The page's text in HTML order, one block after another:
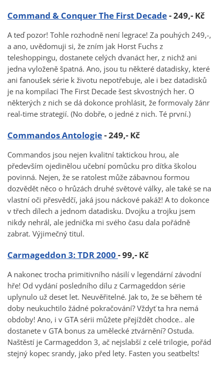
Command & Conquer The First Decade- 249,- Kč
A teď pozor! Tohle rozhodně není legrace! Za pouhých 249,-,
a ano, uvědomuji si, že zním jak Horst Fuchs z
teleshoppingu, dostanete celých dvanáct her, z nichž ani
jedna vyloženě špatná. Ano, jsou tu některé datadisky, které
ani fanoušek série k životu nepotřebuje, ale i bez datadisků
je na kompilaci The First Decade šest skvostných her. O
některých z nich se dá dokonce prohlásit, že formovaly žánr
real-time strategií. (No dobře, o jedné z nich. Té první.)
Commandos Antologie- 249,- Kč
Commandos jsou nejen kvalitní taktickou hrou, ale
především ojedinělou učební pomůcku pro dítka školou
povinná. Nejen, že se ratolest může zábavnou formou
dozvědět něco o hrůzách druhé světové války, ale také se na
vlastní oči přesvědčí, jaká jsou náckové pakáž! A to dokonce
v třech dílech a jednom datadisku. Dvojku a trojku jsem
nikdy nehrál, ale jednička mi svého času dala pořádně
zabrat. Výjimečný titul.
Carmageddon 3: TDR 2000 - 99,- Kč
A nakonec trocha primitivního násilí v legendární závodní
hře! Od vydání posledního dílu z Carmageddon série
uplynulo už deset let. Neuvěřitelné. Jak to, že se během té
doby neukuchtilo žádné pokračování? Vždyť ta hra nemá
obdoby! Ano, i v GTA sérii můžete přejíždět chodce.. ale
dostanete v GTA bonus za umělecké ztvárnění? Ostuda.
Naštěstí je Carmageddon 3, ač nejslabší z celé trilogie, pořád
stejný kopec srandy, jako před lety. Fasten you seatbelts!